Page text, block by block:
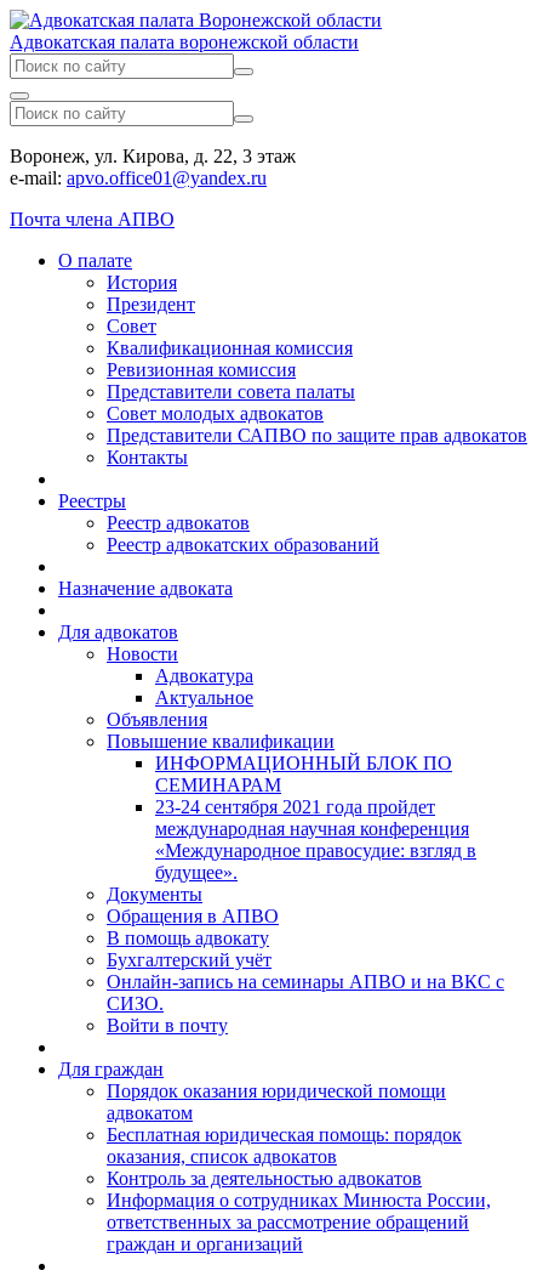
Адвокатская палата воронежской области
Воронеж, ул. Кирова, д. 22, 3 этаж
e-mail: apvo.office01@yandex.ru
Почта члена АПВО
О палате
История
Президент
Совет
Квалификационная комиссия
Ревизионная комиссия
Представители совета палаты
Совет молодых адвокатов
Представители САПВО по защите прав адвокатов
Контакты
Реестры
Реестр адвокатов
Реестр адвокатских образований
Назначение адвоката
Для адвокатов
Новости
Адвокатура
Актуальное
Объявления
Повышение квалификации
ИНФОРМАЦИОННЫЙ БЛОК ПО
СЕМИНАРАМ
23-24 сентября 2021 года пройдет
международная научная конференция
«Международное правосудие: взгляд в
будущее».
Документы
Обращения в АПВО
В помощь адвокату
Бухгалтерский учёт
Онлайн-запись на семинары АПВО и на ВКС с
СИЗО.
Войти в почту
Для граждан
Порядок оказания юридической помощи
адвокатом
Бесплатная юридическая помощь: порядок
оказания, список адвокатов
Контроль за деятельностью адвокатов
Информация о сотрудниках Минюста России,
ответственных за рассмотрение обращений
граждан и организаций